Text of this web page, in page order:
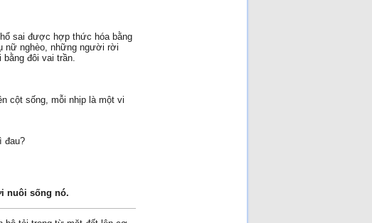
sai được hợp thức hóa bằng
nữ nghèo, những người rời
đôi vai trần.
cột sống, mỗi nhịp là một vi
đau?
nuôi sống nó.